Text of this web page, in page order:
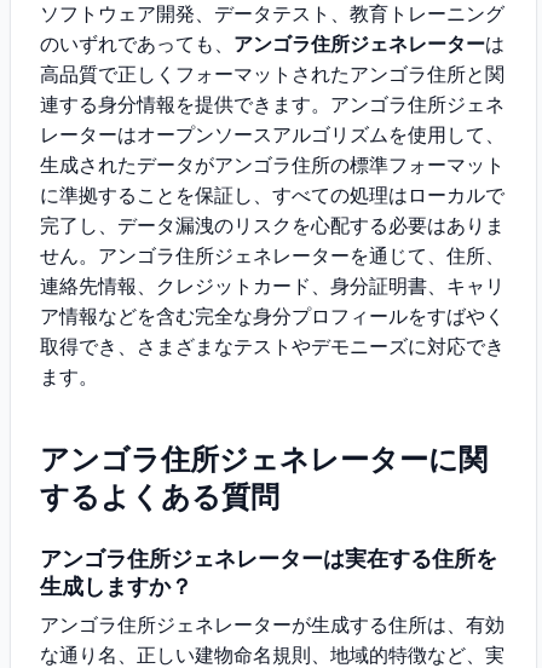
ソフトウェア開発、データテスト、教育トレーニング
のいずれであっても、 アンゴラ住所ジェネレーターは
高品質で正しくフォーマットされたアンゴラ住所と関
連する身分情報を提供できます。アンゴラ住所ジェネ
レーターはオープンソースアルゴリズムを使用して、
生成されたデータがアンゴラ住所の標準フォーマット
に準拠することを保証し、すべての処理はローカルで
完了し、データ漏洩のリスクを心配する必要はありま
せん。アンゴラ住所ジェネレーターを通じて、住所、
連絡先情報、クレジットカード、身分証明書、キャリ
ア情報などを含む完全な身分プロフィールをすばやく
取得でき、さまざまなテストやデモニーズに対応でき
ます。
アンゴラ住所ジェネレーターに関
するよくある質問
アンゴラ住所ジェネレーターは実在する住所を
生成しますか？
アンゴラ住所ジェネレーターが生成する住所は、有効
な通り名、正しい建物命名規則、地域的特徴など、実